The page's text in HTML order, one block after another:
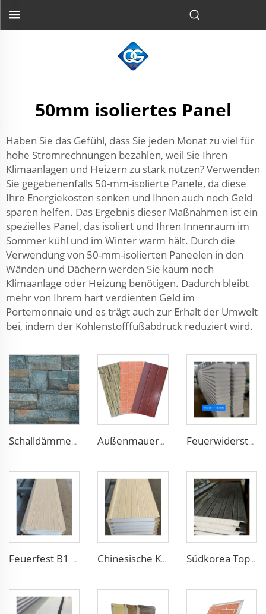
50mm isoliertes Panel
Haben Sie das Gefühl, dass Sie jeden Monat zu viel für
hohe Stromrechnungen bezahlen, weil Sie Ihren
Klimaanlagen und Heizern zu stark nutzen? Verwenden
Sie gegebenenfalls 50-mm-isolierte Panele, da diese
Ihre Energiekosten senken und Ihnen auch noch Geld
sparen helfen. Das Ergebnis dieser Maßnahmen ist ein
spezielles Panel, das isoliert und Ihren Innenraum im
Sommer kühl und im Winter warm hält. Durch die
Verwendung von 50-mm-isolierten Paneelen in den
Wänden und Dächern werden Sie kaum noch
Klimaanlage oder Heizung benötigen. Dadurch bleibt
mehr von Ihrem hart verdienten Geld im
Portemonnaie und es trägt auch zur Erhalt der Umwelt
bei, indem der Kohlenstofffußabdruck reduziert wird.
Schalldämmende isolierte Stahl-50mm-EPS-Sandwichplatte Isolationspolyurethan-EPS-Schaumsandwichplatte für Wand und Dach Außenmauersteingesteckepaneelen Polyurethan-Schäumpaneele PU-isolierte Metallverkleidung für Haus außen Feuerwiderstandsdämmplatten Sandwich-Wand-Foamplatten Wände EPS-Sandwichplatten für VAE/Saudi-Arabien/Qatar
Feuerfest B1 Leichtes Schaumwandpaneel EPS Sandwich-Panel Außenwand-Dämmpaneel für Kühlraum/Lager Chinesische Kälteschrank-Feuerfest-Isolierte Sandwichplatten 50mm Dicke Styropor Sandwichplatten PU Platten für Wand/Dach Südkorea Topverkäufe Äußere Wandschutzverkleidung Dekoration und Wändedämmung EPS Schaum Sandwich Panel für Freiluftvilla